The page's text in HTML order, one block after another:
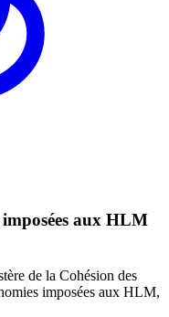
imposées aux HLM
de la Cohésion des
imposées aux HLM,